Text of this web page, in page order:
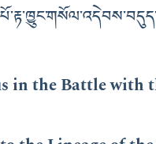
in the Battle with